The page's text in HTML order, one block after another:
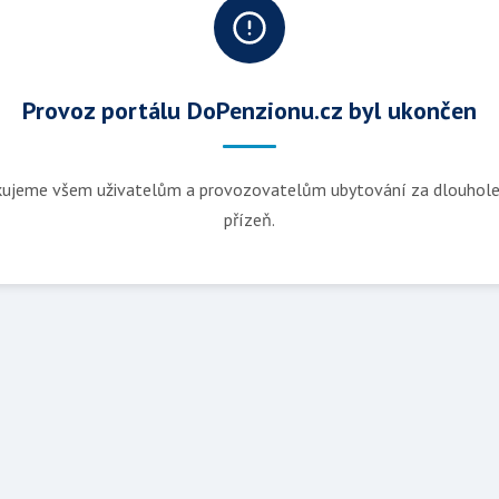
Provoz portálu DoPenzionu.cz byl ukončen
všem uživatelům a provozovatelům ubytování za
přízeň.